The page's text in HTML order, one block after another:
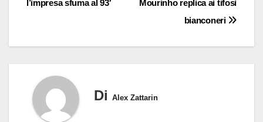
Mourinho replica ai tifosi
bianconeri
l’impresa sfuma al 93′
Di Alex Zattarin